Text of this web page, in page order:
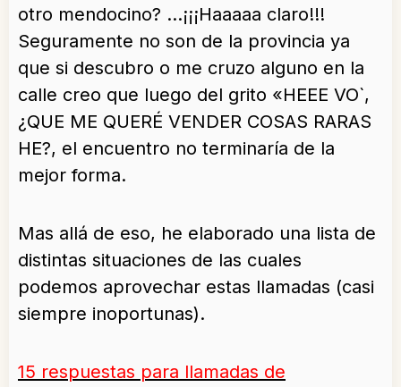
otro mendocino? …¡¡¡Haaaaa claro!!!
Seguramente no son de la provincia ya
que si descubro o me cruzo alguno en la
calle creo que luego del grito «HEEE VO`,
¿QUE ME QUERÉ VENDER COSAS RARAS
HE?, el encuentro no terminaría de la
mejor forma.
Mas allá de eso, he elaborado una lista de
distintas situaciones de las cuales
podemos aprovechar estas llamadas (casi
siempre inoportunas).
15 respuestas para llamadas de